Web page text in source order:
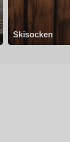
Skisocken